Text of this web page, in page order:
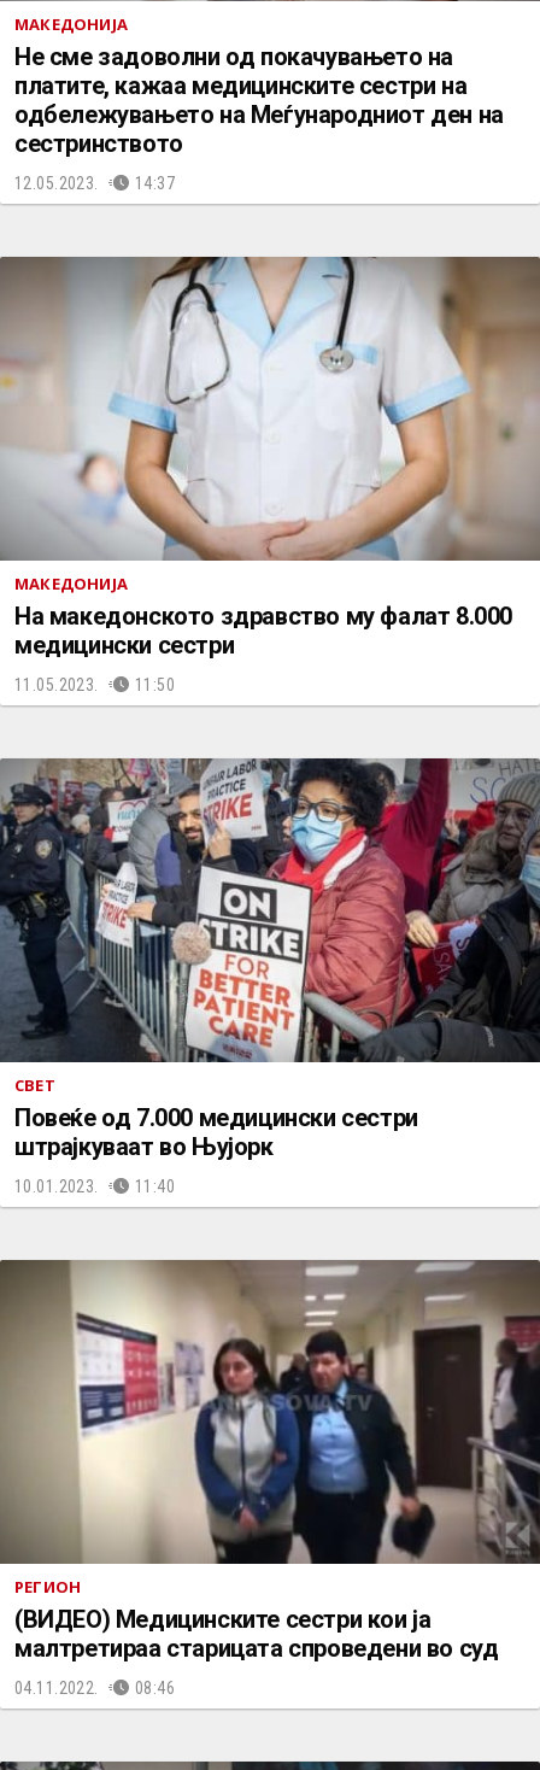
МАКЕДОНИЈА
Не сме задоволни од покачувањето на
платите, кажаа медицинските сестри на
одбележувањето на Меѓународниот ден на
сестринството
12.05.2023. 14:37
МАКЕДОНИЈА
На македонското здравство му фалат 8.000
медицински сестри
11.05.2023. 11:50
СВЕТ
Повеќе од 7.000 медицински сестри
штрајкуваат во Њујорк
10.01.2023. 11:40
РЕГИОН
(ВИДЕО) Медицинските сестри кои ја
малтретираа старицата спроведени во суд
04.11.2022. 08:46